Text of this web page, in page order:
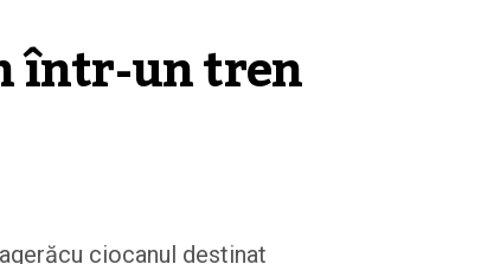
într-un tren
ciocanul destinat